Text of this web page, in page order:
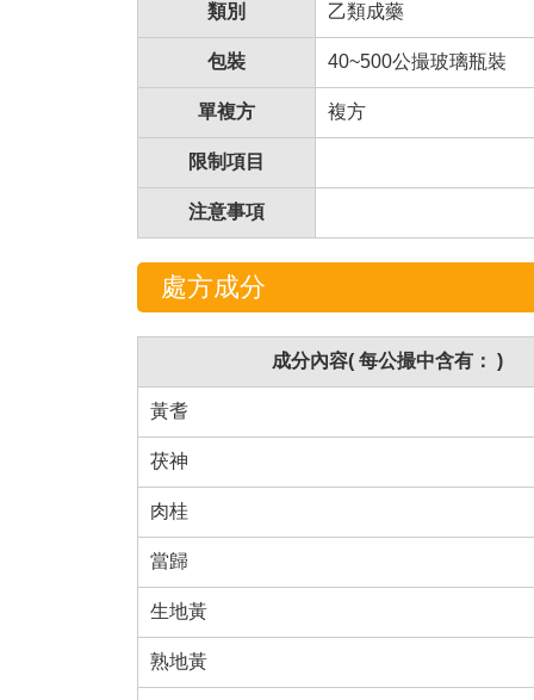
類別 乙類成藥
包裝 40~500公撮玻璃瓶裝
單複方 複方
限制項目
注意事項
處方成分
成分內容( 每公撮中含有： )
黃耆
茯神
肉桂
當歸
生地黃
熟地黃